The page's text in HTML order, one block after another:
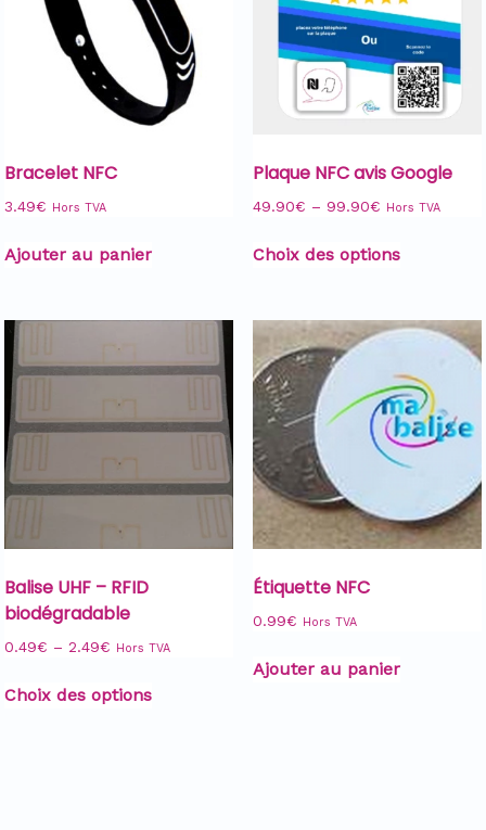
Bracelet NFC
3.49€ Hors TVA
Ajouter au panier
Plaque NFC avis Google
49.90€ – 99.90€ Hors TVA
Choix des options
Balise UHF – RFID
biodégradable
0.49€ – 2.49€ Hors TVA
Choix des options
Étiquette NFC
0.99€ Hors TVA
Ajouter au panier